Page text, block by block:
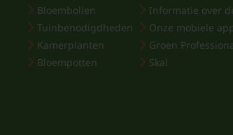
Bloembollen
Tuinbenodigdheden
Kamerplanten
Bloempotten
Informatie over
Onze mobiele
Groen
Skal